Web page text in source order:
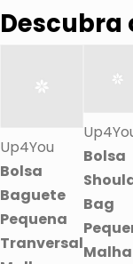
Descubra
Up4You
Bolsa
Baguete
Pequena
Tranversal
Bolsa
Bag
Malha